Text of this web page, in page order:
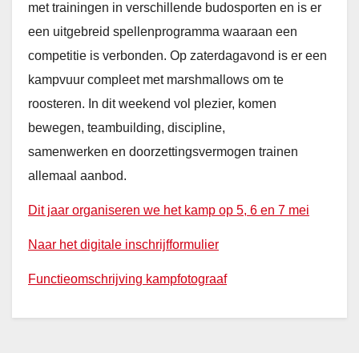
met trainingen in verschillende budosporten en is er
een uitgebreid spellenprogramma waaraan een
competitie is verbonden. Op zaterdagavond is er een
kampvuur compleet met marshmallows om te
roosteren. In dit weekend vol plezier, komen
bewegen, teambuilding, discipline,
samenwerken en doorzettingsvermogen trainen
allemaal aanbod.
Dit jaar organiseren we het kamp op 5, 6 en 7 mei
Naar het digitale inschrijfformulier
Functieomschrijving kampfotograaf